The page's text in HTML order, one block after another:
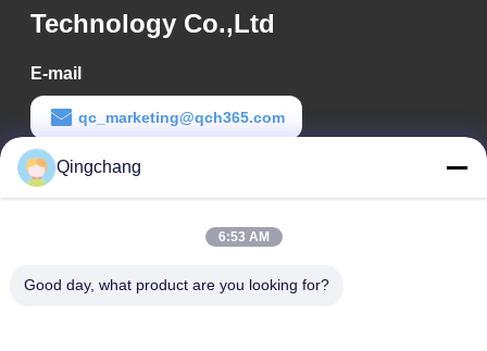
Technology Co.,Ltd
E-mail
qc_marketing@qch365.com
Tempo de trabalho
00:00-23:59
Endereço da empresa
Qingchang
6:53 AM
Good day, what product are you looking for?